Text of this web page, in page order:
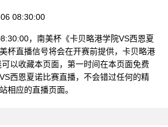
08:30:00
，南美杯《卡贝略港学院VS西恩夏
杯直播信号将会在开赛前提供，卡贝略港
以收藏本页面，第一时间在本页面免费
西恩夏诺比赛直播，不会错过任何的精
相应的直播页面。